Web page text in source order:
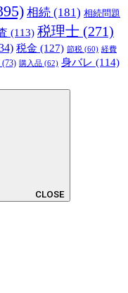
相続 (181) 相続問題
(113) 税理士 (271)
税金 (127) 節税 (60) 経費
(73) 購入品 (62) 身バレ (114)
CLOSE